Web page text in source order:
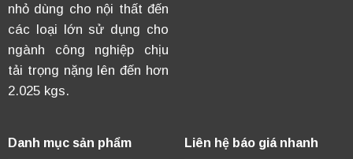
nhỏ dùng cho nội thất đến
các loại lớn sử dụng cho
ngành công nghiệp chịu
tải trọng nặng lên đến hơn
2.025 kgs.
Danh mục sản phẩm Liên hệ báo giá nhanh